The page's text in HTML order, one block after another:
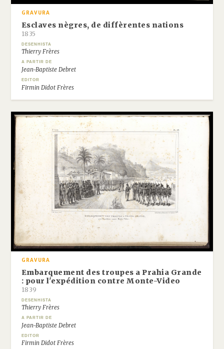
GRAVURA
Esclaves nègres, de diffèrentes nations
1835
DESENHISTA
Thierry Frères
A PARTIR DE
Jean-Baptiste Debret
EDITOR
Firmin Didot Frères
GRAVURA
Embarquement des troupes a Prahia Grande
: pour l'expédition contre Monte-Video
1839
DESENHISTA
Thierry Frères
A PARTIR DE
Jean-Baptiste Debret
EDITOR
Firmin Didot Frères